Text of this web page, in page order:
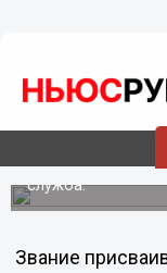
Кремле
Завтра в 9:30 в
области Валерий
удостоенных
Нижегородской
служба.
Звание